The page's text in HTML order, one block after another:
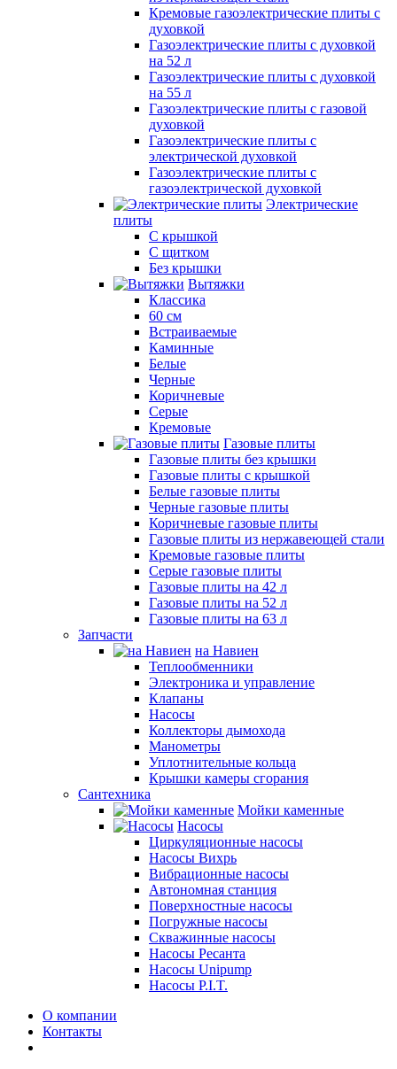
Кремовые газоэлектрические плиты с
духовкой
Газоэлектрические плиты с духовкой
на 52 л
Газоэлектрические плиты с духовкой
на 55 л
Газоэлектрические плиты с газовой
духовкой
Газоэлектрические плиты с
электрической духовкой
Газоэлектрические плиты с
газоэлектрической духовкой
Электрические
плиты
С крышкой
С щитком
Без крышки
Вытяжки
Классика
60 см
Встраиваемые
Каминные
Белые
Черные
Коричневые
Серые
Кремовые
Газовые плиты
Газовые плиты без крышки
Газовые плиты с крышкой
Белые газовые плиты
Черные газовые плиты
Коричневые газовые плиты
Газовые плиты из нержавеющей стали
Кремовые газовые плиты
Серые газовые плиты
Газовые плиты на 42 л
Газовые плиты на 52 л
Газовые плиты на 63 л
Запчасти
на Навиен
Теплообменники
Электроника и управление
Клапаны
Насосы
Коллекторы дымохода
Манометры
Уплотнительные кольца
Крышки камеры сгорания
Сантехника
Мойки каменные
Насосы
Циркуляционные насосы
Насосы Вихрь
Вибрационные насосы
Автономная станция
Поверхностные насосы
Погружные насосы
Скважинные насосы
Насосы Ресанта
Насосы Unipump
Насосы P.I.T.
О компании
Контакты